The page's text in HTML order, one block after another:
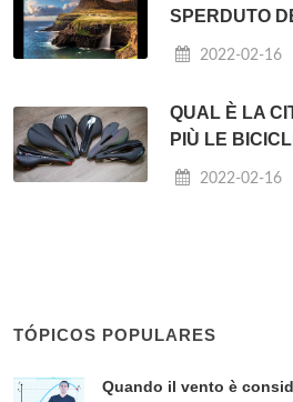
SPERDUTO
2022-02-16
QUAL È LA
PIÙ LE
2022-02-16
TÓPICOS POPULARES
Quando il vento è